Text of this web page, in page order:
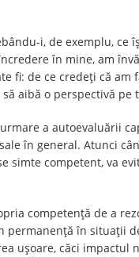
i, de exemplu, ce
în mine, am
fi: de ce credeți că am
aibă o perspectivă pe
a autoevaluării
în general. Atunci
simte competent, va
competență de a
în situații
ușoare, căci impactul